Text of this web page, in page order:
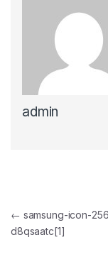
admin
Yazı
← samsung-icon-
d8qsaatc[1]